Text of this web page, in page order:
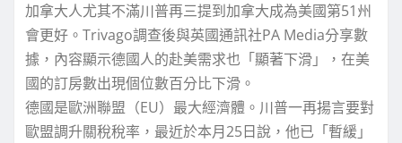
加拿大人尤其不滿川普再三提到加拿大成為美國第51州
會更好。Trivago調查後與英國通訊社PA Media分享數
據，內容顯示德國人的赴美需求也「顯著下滑」，在美
國的訂房數出現個位數百分比下滑。
德國是歐洲聯盟（EU）最大經濟體。川普一再揚言要對
歐盟調升關稅稅率，最近於本月25日說，他已「暫緩」